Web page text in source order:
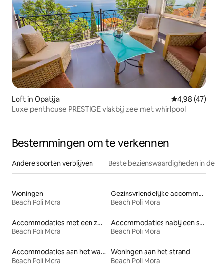
Loft in Opatija Gemiddelde
4,98 (47)
Luxe penthouse PRESTIGE vlakbij zee met whirlpool
Bestemmingen om te verkennen
Andere soorten verblijven Beste bezienswaardigheden in de
Woningen
Beach Poli Mora
Gezinsvriendelijke accommodaties
Beach Poli Mora
Accommodaties met een zwembad
Beach Poli Mora
Accommodaties nabij een strand
Beach Poli Mora
Accommodaties aan het water
Beach Poli Mora
Woningen aan het strand
Beach Poli Mora